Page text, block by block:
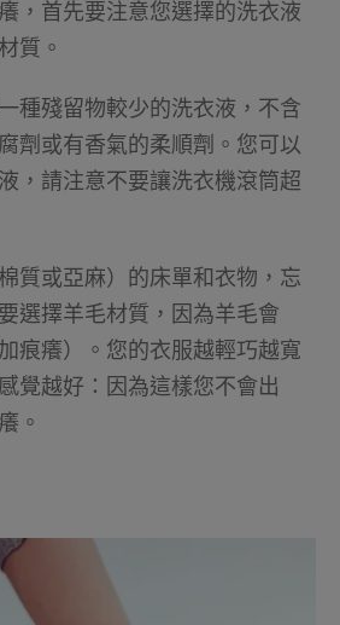
，首先要注意您選擇的洗衣液
質。
種殘留物較少的洗衣液，不含
劑或有香氣的柔順劑。您可以
，請注意不要讓洗衣機滾筒超
質或亞麻）的床單和衣物，忘
選擇羊毛材質，因為羊毛會
痕癢）。您的衣服越輕巧越寬
覺越好：因為這樣您不會出
。